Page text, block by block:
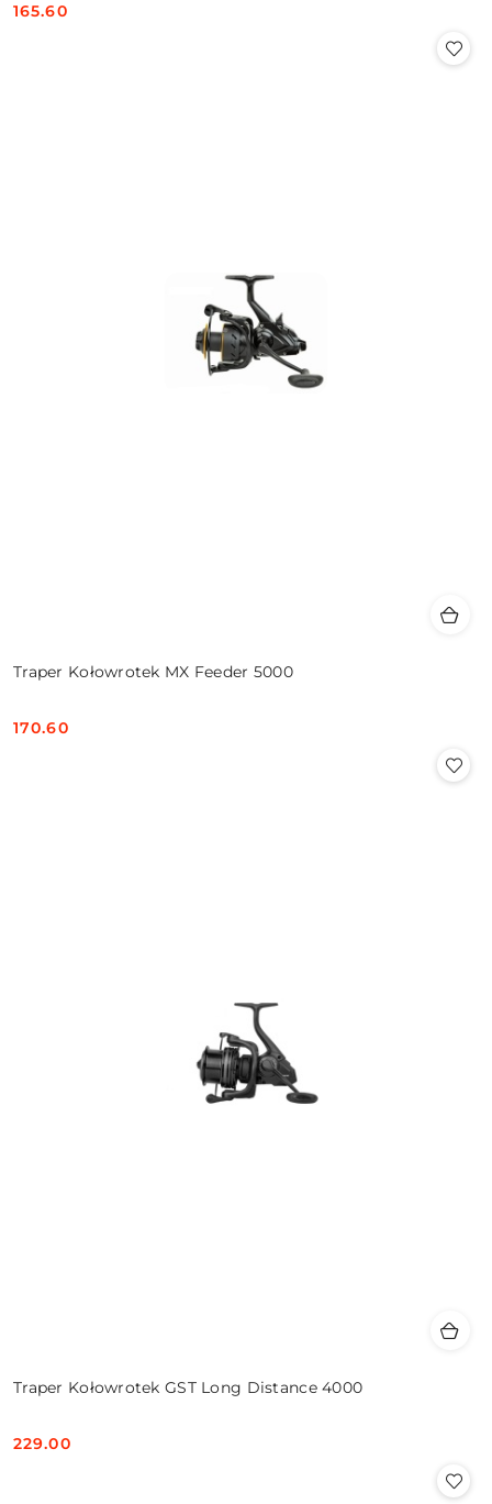
Cena:
165.60
Traper Kołowrotek MX Feeder 5000
Cena:
170.60
Traper Kołowrotek GST Long Distance 4000
Cena:
229.00